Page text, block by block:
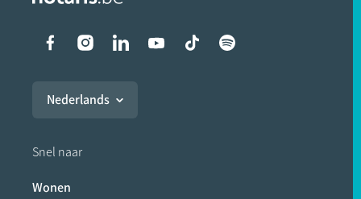
Liens vers les réseaux
Nederlands
Snel naar
Wonen